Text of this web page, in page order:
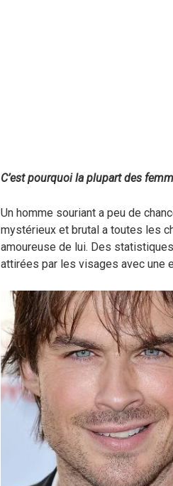
C’est pourquoi la plupart des
Un homme souriant a peu de
mystérieux et brutal a toutes les
amoureuse de lui. Des
attirées par les visages avec une